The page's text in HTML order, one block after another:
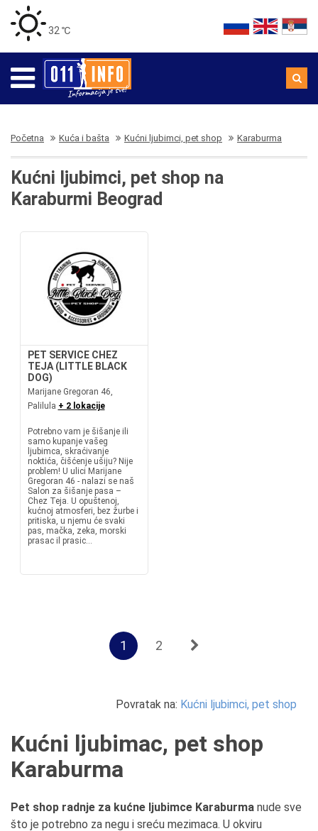
32 ℃
Početna Kuća i bašta Kućni ljubimci, pet shop Karaburma
Kućni ljubimci, pet shop na
Karaburmi Beograd
PET SERVICE CHEZ
TEJA (LITTLE BLACK
DOG)
Marijane Gregoran 46,
Palilula + 2 lokacije
Potrebno vam je šišanje ili
samo kupanje vašeg
ljubimca, skraćivanje
noktića, čišćenje ušiju? Nije
problem! U ulici Marijane
Gregoran 46 - nalazi se naš
Salon za šišanje pasa –
Chez Teja. U opuštenoj,
kućnoj atmosferi, bez žurbe i
pritiska, u njemu će svaki
pas, mačka, zeka, morski
prasac il prasic...
1 2
Povratak na: Kućni ljubimci, pet shop
Kućni ljubimac, pet shop
Karaburma
Pet shop radnje za kućne ljubimce Karaburma nude sve
što je potrebno za negu i sreću mezimaca. U okviru